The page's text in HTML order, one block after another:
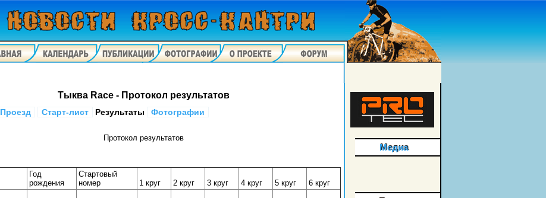
Тыква Race - Протокол результатов
Проезд Старт-лист Результаты Фотографии
Протокол результатов
Год
рождения
Стартовый
номер
1 круг 2 круг 3 круг 4 круг 5 круг
6 круг
Медиа